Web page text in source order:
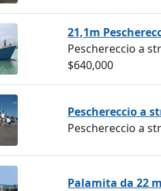
21,1m
Peschereccio a
$640,000
Peschereccio a
Peschereccio a
Palamita da 22